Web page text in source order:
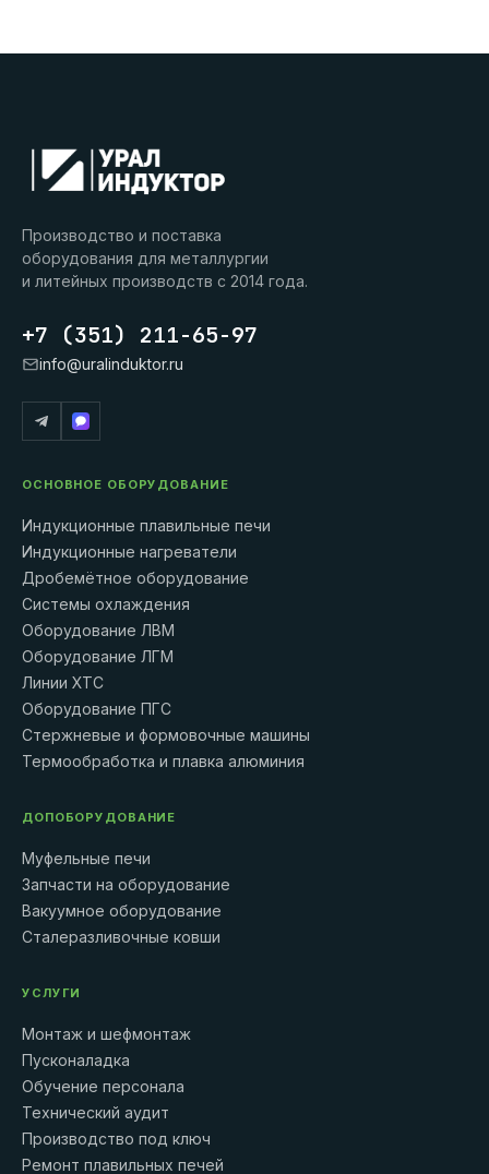
Производство и поставка
оборудования для металлургии
и литейных производств с 2014 года.
+7 (351) 211-65-97
info@uralinduktor.ru
ОСНОВНОЕ ОБОРУДОВАНИЕ
Индукционные плавильные печи
Индукционные нагреватели
Дробемётное оборудование
Системы охлаждения
Оборудование ЛВМ
Оборудование ЛГМ
Линии ХТС
Оборудование ПГС
Стержневые и формовочные машины
Термообработка и плавка алюминия
ДОПОБОРУДОВАНИЕ
Муфельные печи
Запчасти на оборудование
Вакуумное оборудование
Сталеразливочные ковши
УСЛУГИ
Монтаж и шефмонтаж
Пусконаладка
Обучение персонала
Технический аудит
Производство под ключ
Ремонт плавильных печей